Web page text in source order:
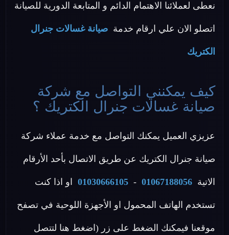
نعطى لعملائنا الاهتمام الدائم و المتابعة الدورية للصيانة
اتصلو الان علي ارقام خدمة صيانة غسالات جنرال
الكتريك
كيف يمكنني التواصل مع شركة
صيانة غسالات جنرال الكتريك ؟
عزيزي العميل يمكنك التواصل مع خدمة عملاء شركة
صيانة جنرال الكتريك عن طريق الاتصال بأحد الأرقام
الاتية 01067188056
-
01030666105 او اذا كنت
تستخدم الهاتف المحمول او الأجهزة اللوحية في تصفح
موقعنا فيمكنك الضغط على زر (اضغط هنا لتتصل